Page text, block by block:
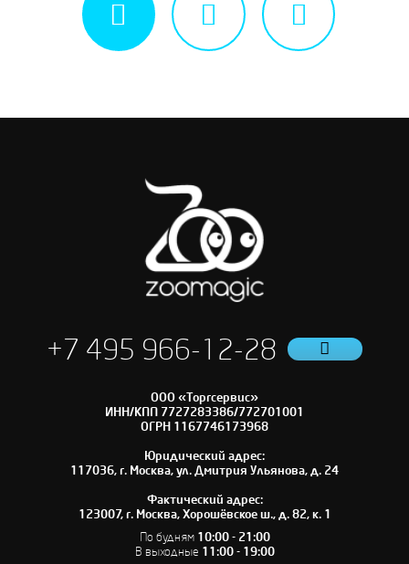
+7 495 966-12-28
ООО «Торгсервис»
ИНН/КПП 7727283386/772701001
ОГРН 1167746173968
Юридический адрес:
117036, г. Москва, ул. Дмитрия Ульянова, д. 24
Фактический адрес:
123007, г. Москва, Хорошёвское ш., д. 82, к. 1
По будням10:00 - 21:00
В выходные 11:00 - 19:00